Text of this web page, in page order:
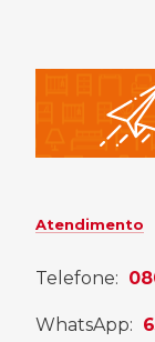
Atendimento
Telefone:
WhatsApp: